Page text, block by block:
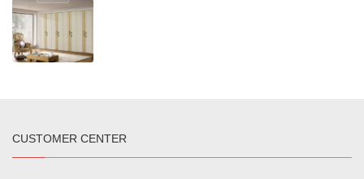
CUSTOMER CENTER